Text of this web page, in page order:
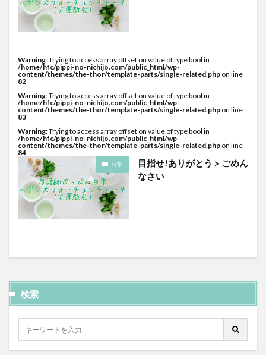
Warning: Trying to access array offset on value of type bool in
/home/hfc/pippi-no-nichijo.com/public_html/wp-
content/themes/the-thor/template-parts/single-related.php on line
82
Warning: Trying to access array offset on value of type bool in
/home/hfc/pippi-no-nichijo.com/public_html/wp-
content/themes/the-thor/template-parts/single-related.php on line
83
Warning: Trying to access array offset on value of type bool in
/home/hfc/pippi-no-nichijo.com/public_html/wp-
content/themes/the-thor/template-parts/single-related.php on line
84
日常
目指せ!ありがとう＞ごめん
なさい
検索